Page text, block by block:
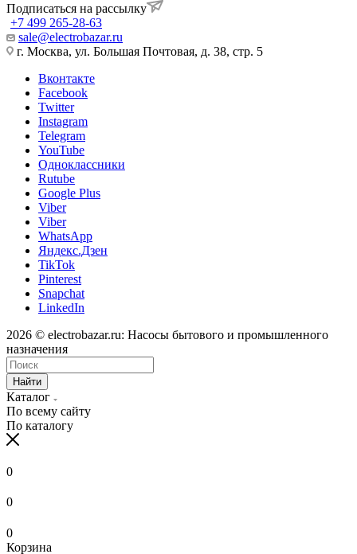
Подписаться на рассылку
+7 499 265-28-63
sale@electrobazar.ru
г. Москва, ул. Большая Почтовая, д. 38, стр. 5
Вконтакте
Facebook
Twitter
Instagram
Telegram
YouTube
Одноклассники
Rutube
Google Plus
Viber
Viber
WhatsApp
Яндекс.Дзен
TikTok
Pinterest
Snapchat
LinkedIn
2026 © electrobazar.ru: Насосы бытового и промышленного
назначения
Найти
Каталог
По всему сайту
По каталогу
0
0
0
Корзина